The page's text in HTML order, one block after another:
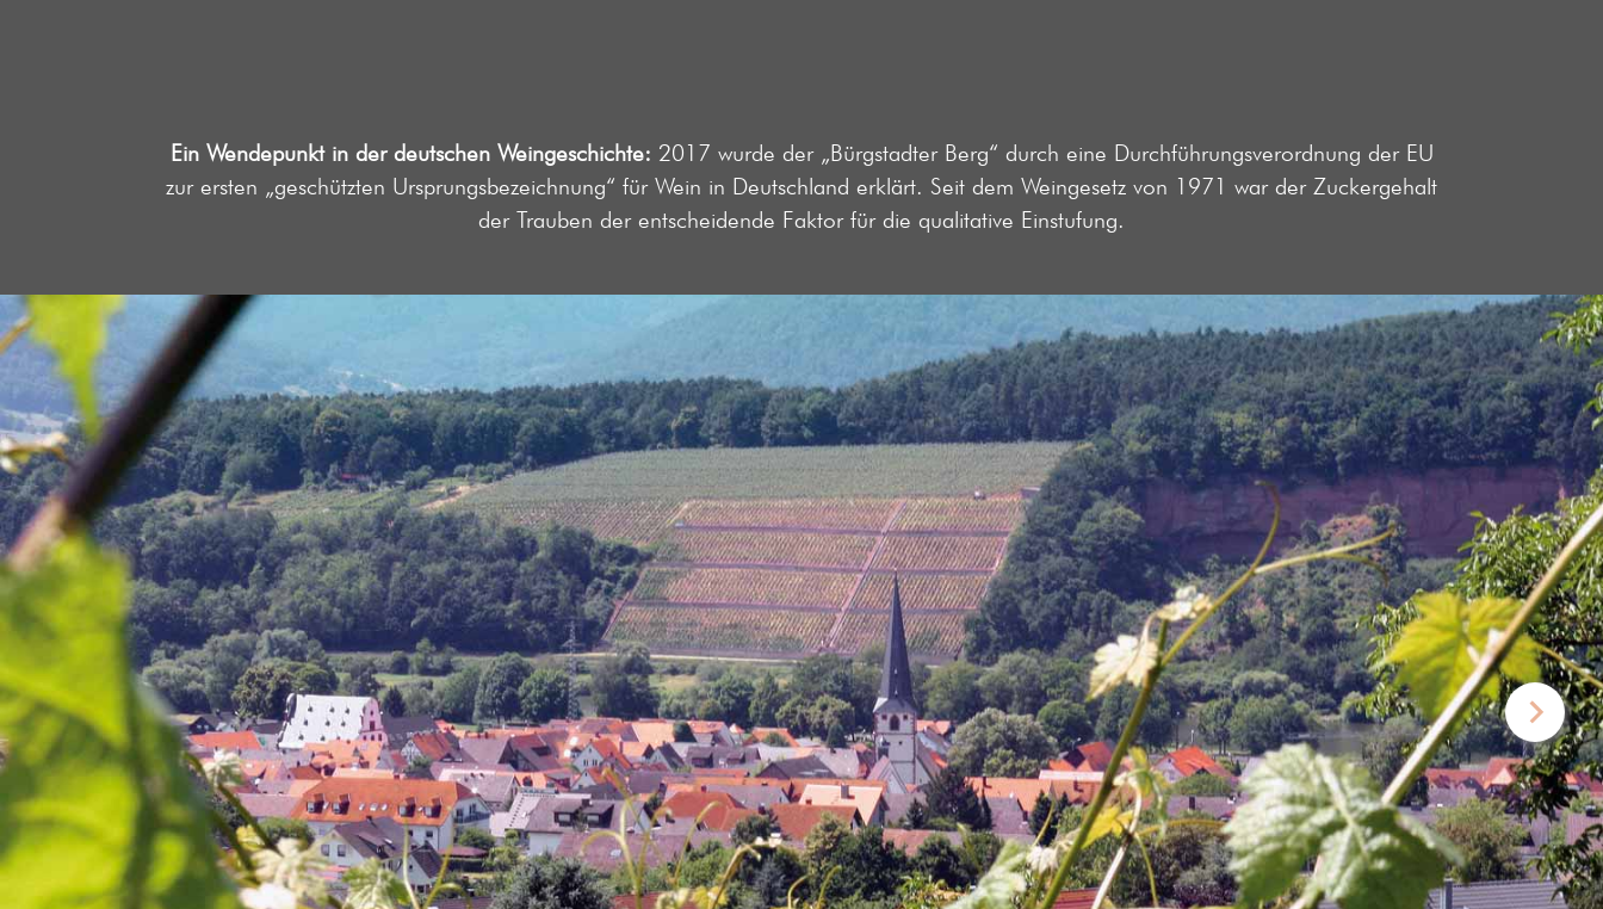
Ein Wendepunkt in der deutschen Weingeschichte: 2017 wurde der „Bürgstadter Berg“ durch eine Durchführungsverordnung der EU
zur ersten „geschützten Ursprungsbezeichnung“ für Wein in Deutschland erklärt. Seit dem Weingesetz von 1971 war der Zuckergehalt
der Trauben der entscheidende Faktor für die qualitative Einstufung.